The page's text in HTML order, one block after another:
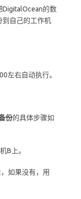
DigitalOcean的数
到自己的工作机
左右自动执行。
份的具体步骤如
B上。
如果没有，用